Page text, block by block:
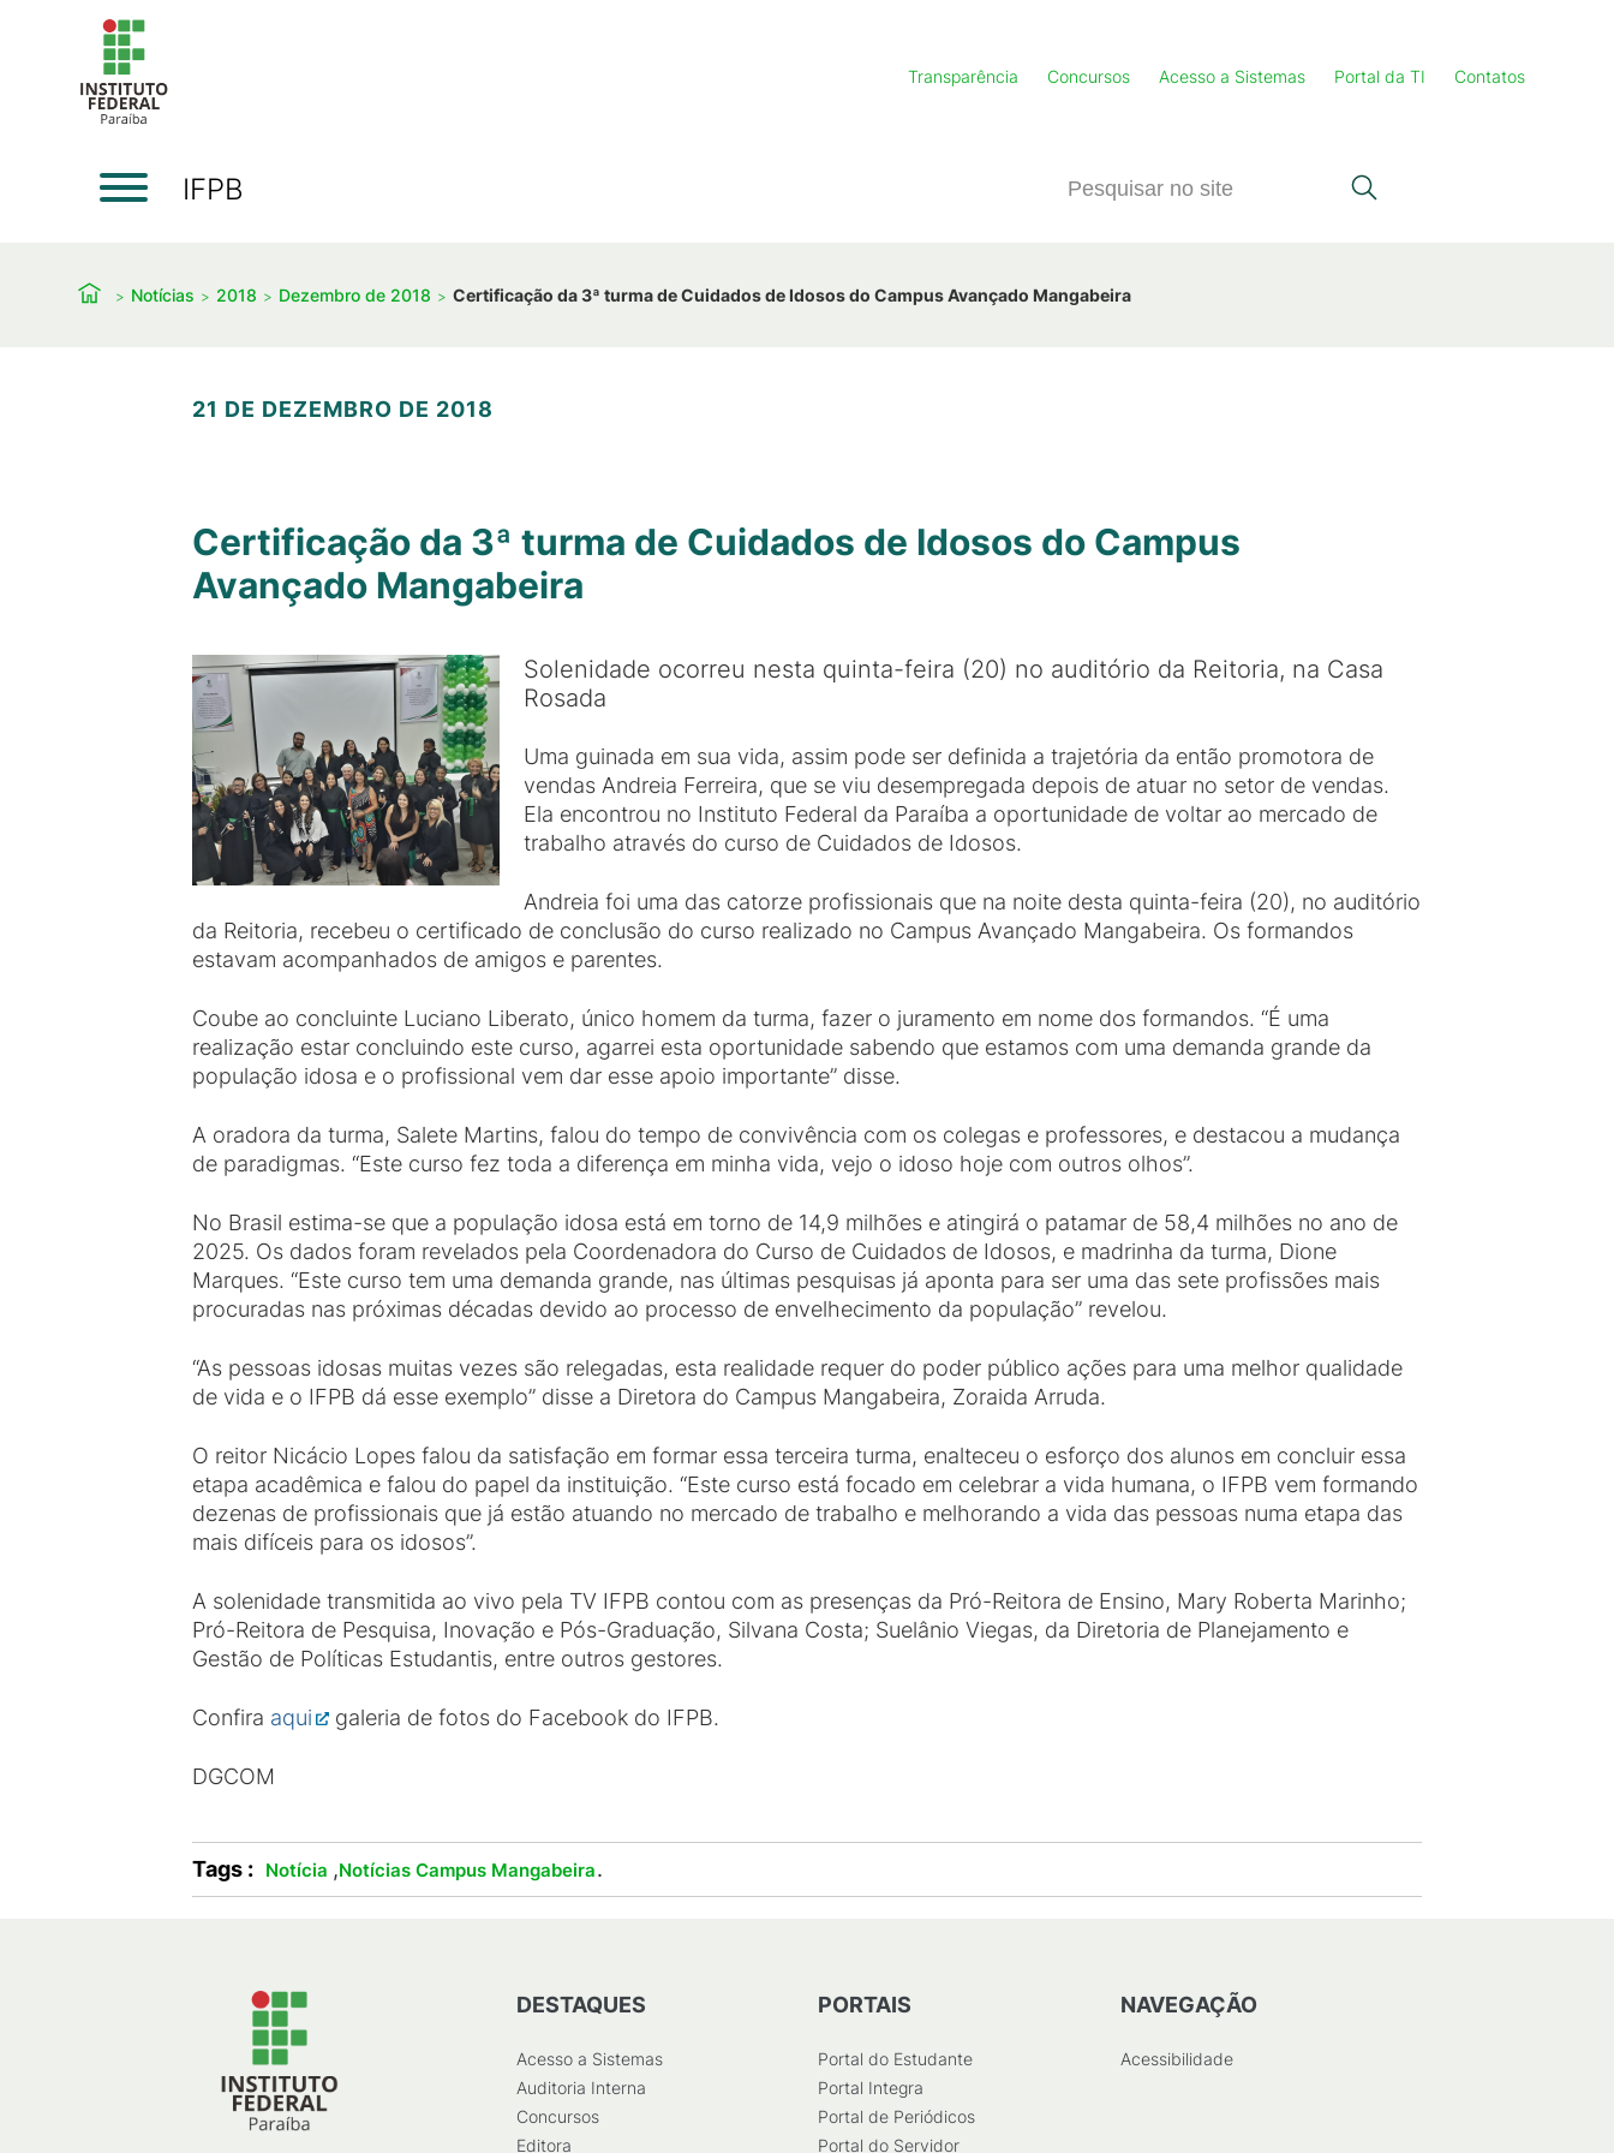
Transparência Concursos Acesso a Sistemas Portal da TI Contatos
IFPB
Notícias 2018 Dezembro de 2018 Certificação da 3ª turma de Cuidados de Idosos do Campus Avançado Mangabeira
21 DE DEZEMBRO DE 2018
Certificação da 3ª turma de Cuidados de Idosos do Campus
Avançado Mangabeira
Solenidade ocorreu nesta quinta-feira (20) no auditório da Reitoria, na Casa
Rosada
Uma guinada em sua vida, assim pode ser definida a trajetória da então promotora de
vendas Andreia Ferreira, que se viu desempregada depois de atuar no setor de vendas.
Ela encontrou no Instituto Federal da Paraíba a oportunidade de voltar ao mercado de
trabalho através do curso de Cuidados de Idosos.
Andreia foi uma das catorze profissionais que na noite desta quinta-feira (20), no auditório
da Reitoria, recebeu o certificado de conclusão do curso realizado no Campus Avançado Mangabeira. Os formandos
estavam acompanhados de amigos e parentes.
Coube ao concluinte Luciano Liberato, único homem da turma, fazer o juramento em nome dos formandos. “É uma
realização estar concluindo este curso, agarrei esta oportunidade sabendo que estamos com uma demanda grande da
população idosa e o profissional vem dar esse apoio importante” disse.
A oradora da turma, Salete Martins, falou do tempo de convivência com os colegas e professores, e destacou a mudança
de paradigmas. “Este curso fez toda a diferença em minha vida, vejo o idoso hoje com outros olhos”.
No Brasil estima-se que a população idosa está em torno de 14,9 milhões e atingirá o patamar de 58,4 milhões no ano de
2025. Os dados foram revelados pela Coordenadora do Curso de Cuidados de Idosos, e madrinha da turma, Dione
Marques. “Este curso tem uma demanda grande, nas últimas pesquisas já aponta para ser uma das sete profissões mais
procuradas nas próximas décadas devido ao processo de envelhecimento da população” revelou.
“As pessoas idosas muitas vezes são relegadas, esta realidade requer do poder público ações para uma melhor qualidade
de vida e o IFPB dá esse exemplo” disse a Diretora do Campus Mangabeira, Zoraida Arruda.
O reitor Nicácio Lopes falou da satisfação em formar essa terceira turma, enalteceu o esforço dos alunos em concluir essa
etapa acadêmica e falou do papel da instituição. “Este curso está focado em celebrar a vida humana, o IFPB vem formando
dezenas de profissionais que já estão atuando no mercado de trabalho e melhorando a vida das pessoas numa etapa das
mais difíceis para os idosos”.
A solenidade transmitida ao vivo pela TV IFPB contou com as presenças da Pró-Reitora de Ensino, Mary Roberta Marinho;
Pró-Reitora de Pesquisa, Inovação e Pós-Graduação, Silvana Costa; Suelânio Viegas, da Diretoria de Planejamento e
Gestão de Políticas Estudantis, entre outros gestores.
Confira aqui galeria de fotos do Facebook do IFPB.
DGCOM
Tags : Notícia ,Notícias Campus Mangabeira.
DESTAQUES
Acesso a Sistemas
Auditoria Interna
Concursos
Editora
PORTAIS
Portal do Estudante
Portal Integra
Portal de Periódicos
Portal do Servidor
NAVEGAÇÃO
Acessibilidade